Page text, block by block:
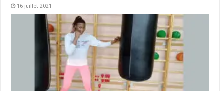
16 juillet 2021